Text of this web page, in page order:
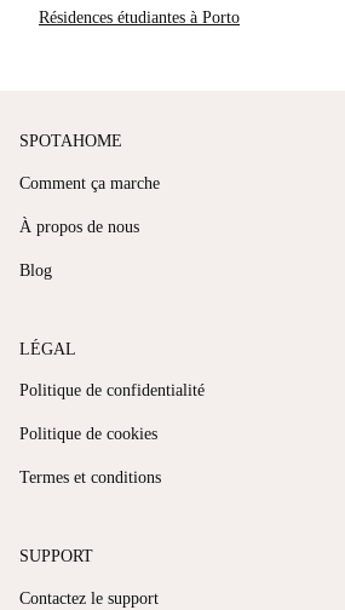
Résidences étudiantes à Porto
SPOTAHOME
Comment ça marche
À propos de nous
Blog
LÉGAL
Politique de confidentialité
Politique de cookies
Termes et conditions
SUPPORT
Contactez le support